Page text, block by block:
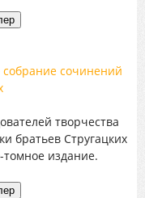
собрание сочинений
творчества
братьев Стругацких
томное издание.